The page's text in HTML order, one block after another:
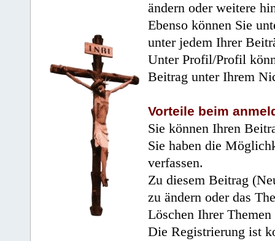
ändern oder weitere
Ebenso können Sie
unter jedem Ihrer
Unter Profil/Profil
Beitrag unter Ihrem
Vorteile beim
Sie können Ihren
Sie haben die
verfassen.
Zu diesem Beitrag
zu ändern oder das
Löschen Ihrer
Die Registrierung ist